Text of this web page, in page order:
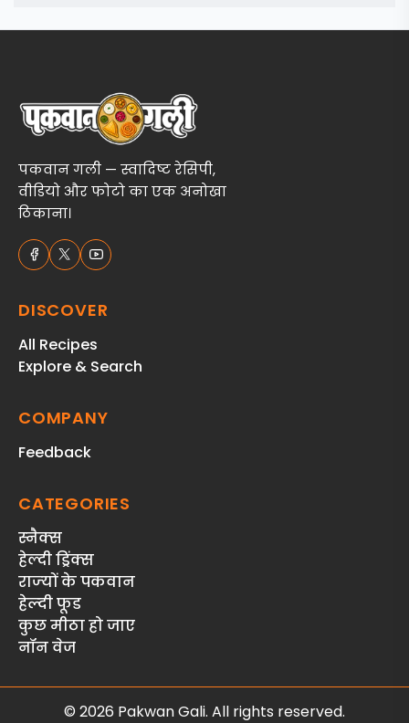
पकवान गली — स्वादिष्ट रेसिपी,
वीडियो और फोटो का एक अनोखा
ठिकाना।
DISCOVER
All Recipes
Explore & Search
COMPANY
Feedback
CATEGORIES
स्‍नैक्‍स
हेल्दी ड्रिंक्स
राज्‍यों के पकवान
हेल्‍दी फूड
कुछ मीठा हो जाए
नॉन वेज
© 2026 Pakwan Gali. All rights reserved.